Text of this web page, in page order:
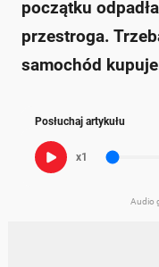
początku
przestroga.
samochód
Posłuchaj artykułu
x1
Audio